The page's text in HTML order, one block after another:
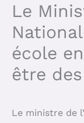
Le
école
être
Le ministre de